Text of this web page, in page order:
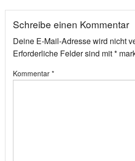
Schreibe einen Kommentar
Deine E-Mail-Adresse wird nicht
Erforderliche Felder sind mit*
Kommentar *